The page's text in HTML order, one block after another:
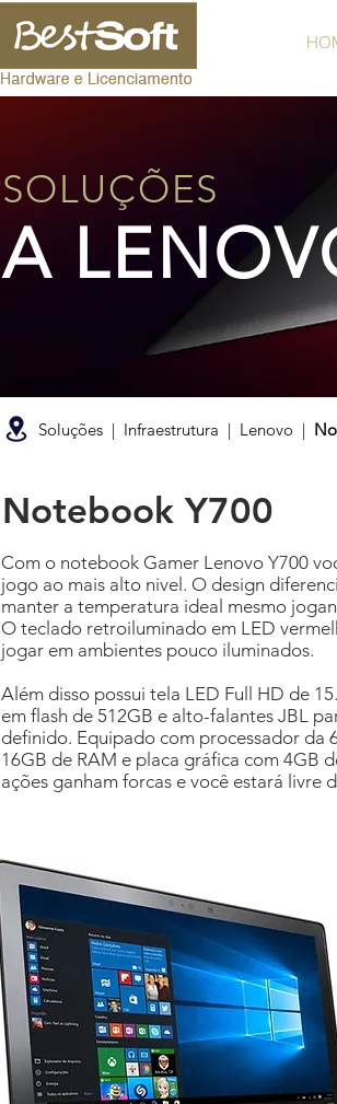
SOLUÇÕES
A
Soluções | Infraestrutura | Lenovo |
Notebook Y700
Com o notebook Gamer Lenovo Y700
jogo ao mais alto nivel. O design
manter a temperatura ideal mesmo
O teclado retroiluminado em LED
jogar em ambientes pouco iluminados.
Além disso possui tela LED Full HD de
em flash de 512GB e alto-falantes JBL
definido. Equipado com processador
16GB de RAM e placa gráfica com 4GB
ações ganham forcas e você estará livre